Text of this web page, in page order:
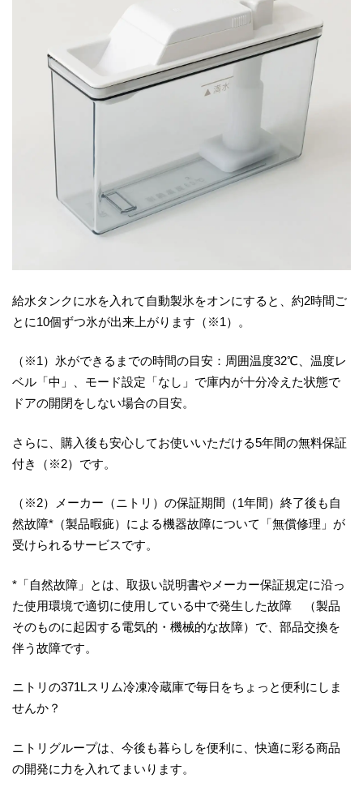
給水タンクに水を入れて自動製氷をオンにすると、約2時間ご
とに10個ずつ氷が出来上がります（※1）。
（※1）氷ができるまでの時間の目安：周囲温度32℃、温度レ
ベル「中」、モード設定「なし」で庫内が十分冷えた状態で
ドアの開閉をしない場合の目安。
さらに、購入後も安心してお使いいただける5年間の無料保証
付き（※2）です。
（※2）メーカー（ニトリ）の保証期間（1年間）終了後も自
然故障*（製品暇疵）による機器故障について「無償修理」が
受けられるサービスです。
*「自然故障」とは、取扱い説明書やメーカー保証規定に沿っ
た使用環境で適切に使用している中で発生した故障 （製品
そのものに起因する電気的・機械的な故障）で、部品交換を
伴う故障です。
ニトリの371Lスリム冷凍冷蔵庫で毎日をちょっと便利にしま
せんか？
ニトリグループは、今後も暮らしを便利に、快適に彩る商品
の開発に⼒を⼊れてまいります。